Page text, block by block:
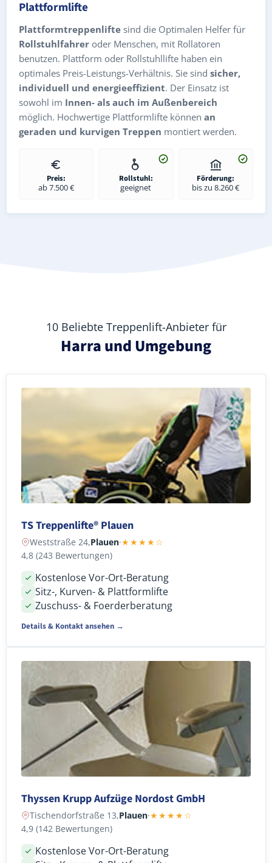
Plattformlifte
Plattformtreppenlifte sind die Optimalen Helfer für
Rollstuhlfahrer oder Menschen, mit Rollatoren
benutzen. Plattform oder Rollstuhllifte haben ein
optimales Preis-Leistungs-Verhältnis. Sie sind sicher,
individuell und energieeffizient. Der Einsatz ist
sowohl im Innen- als auch im Außenbereich
möglich. Hochwertige Plattformlifte können an
geraden und kurvigen Treppen montiert werden.
Preis:
ab 7.500 €
Rollstuhl:
geeignet
Förderung:
bis zu 8.260 €
10 Beliebte Treppenlift-Anbieter für
Harra und Umgebung
TS Treppenlifte® Plauen
Weststraße 24,Plauen·★★★★☆
4,8 (243 Bewertungen)
Kostenlose Vor-Ort-Beratung
Sitz-, Kurven- & Plattformlifte
Zuschuss- & Foerderberatung
Details & Kontakt ansehen →
Thyssen Krupp Aufzüge Nordost GmbH
Tischendorfstraße 13,Plauen·★★★★☆
4,9 (142 Bewertungen)
Kostenlose Vor-Ort-Beratung